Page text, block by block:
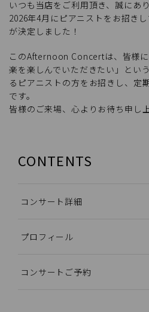
いつも当店をご利用頂き、誠にあ
2026年4月にピアニストをお招き
が決定しました！
このAfternoon Concertは、皆様
楽を楽しんでいただきたい」とい
るピアニストの方をお招きし、定
です。
皆様のご来場、心よりお待ち申し
CONTENTS
コンサート詳細
プロフィール
コンサートご予約